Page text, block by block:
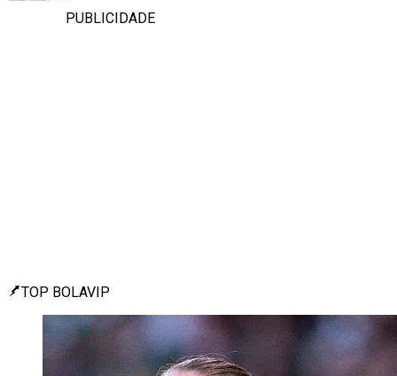
PUBLICIDADE
TOP BOLAVIP